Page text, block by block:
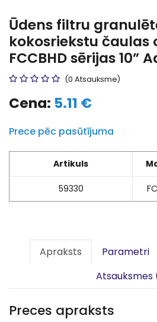
Ūdens filtru
kokosriekstu čaulas
FCCBHD sērijas 10”
(0 Atsauksme)
Cena: 5.11 €
Prece pēc pasūtījuma
Artikuls
59330
Apraksts Parametri
Atsauksmes
Preces apraksts